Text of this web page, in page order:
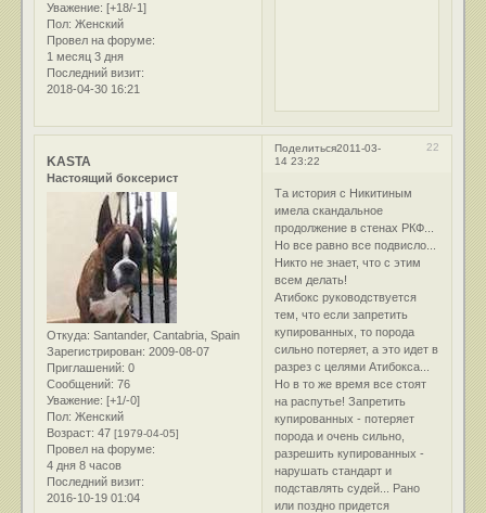
Уважение: [+18/-1]
Пол: Женский
Провел на форуме:
1 месяц 3 дня
Последний визит:
2018-04-30 16:21
Поделиться 22
2011-03-
14 23:22
KASTA
Настоящий боксерист
Откуда: Santander, Cantabria, Spain
Зарегистрирован: 2009-08-07
Приглашений: 0
Сообщений: 76
Уважение: [+1/-0]
Пол: Женский
Возраст: 47[1979-04-05]
Провел на форуме:
4 дня 8 часов
Последний визит:
2016-10-19 01:04
Та история с Никитиным
имела скандальное
продолжение в стенах РКФ...
Но все равно все подвисло...
Никто не знает, что с этим
всем делать!
Атибокс руководствуется
тем, что если запретить
купированных, то порода
сильно потеряет, а это идет в
разрез с целями Атибокса...
Но в то же время все стоят
на распутье! Запретить
купированных - потеряет
порода и очень сильно,
разрешить купированных -
нарушать стандарт и
подставлять судей... Рано
или поздно придется